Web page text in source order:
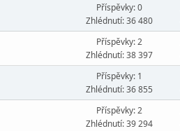
Příspěvky: 0
Zhlédnutí: 36 480
Příspěvky: 2
Zhlédnutí: 38 397
Příspěvky: 1
Zhlédnutí: 36 855
Příspěvky: 2
Zhlédnutí: 39 294